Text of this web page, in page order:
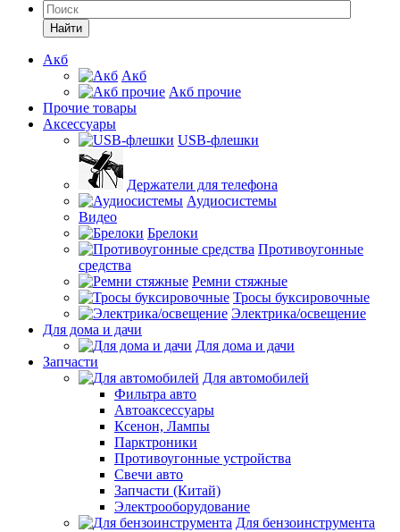
Найти
Акб
Акб
Акб прочие
Прочие товары
Аксессуары
USB-флешки
Держатели для телефона
Аудиосистемы
Видео
Брелоки
Противоугонные
средства
Ремни стяжные
Тросы буксировочные
Электрика/освещение
Для дома и дачи
Для дома и дачи
Запчасти
Для автомобилей
Фильтра авто
Автоаксессуары
Ксенон, Лампы
Парктроники
Противоугонные устройства
Свечи авто
Запчасти (Китай)
Электрооборудование
Для бензоинструмента